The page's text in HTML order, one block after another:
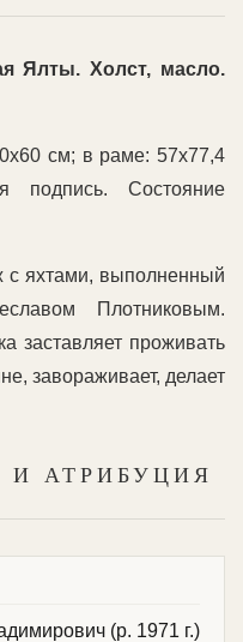
Ялты. Холст, масло.
см; в раме: 57х77,4
подпись. Состояние
яхтами, выполненный
Плотниковым.
заставляет проживать
завораживает, делает
И АТРИБУЦИЯ
(р. 1971 г.)